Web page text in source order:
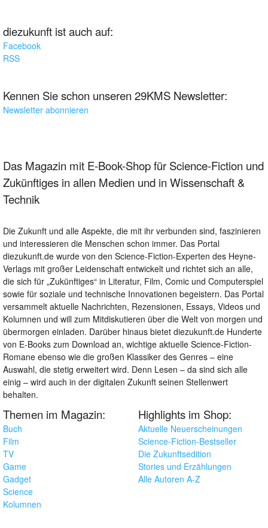
diezukunft ist auch auf:
Facebook
RSS
Kennen Sie schon unseren 29KMS Newsletter:
Newsletter abonnieren
Das Magazin mit E-Book-Shop für Science-Fiction und
Zukünftiges in allen Medien und in Wissenschaft &
Technik
Die Zukunft und alle Aspekte, die mit ihr verbunden sind, faszinieren
und interessieren die Menschen schon immer. Das Portal
diezukunft.de wurde von den Science-Fiction-Experten des Heyne-
Verlags mit großer Leidenschaft entwickelt und richtet sich an alle,
die sich für „Zukünftiges“ in Literatur, Film, Comic und Computerspiel
sowie für soziale und technische Innovationen begeistern. Das Portal
versammelt aktuelle Nachrichten, Rezensionen, Essays, Videos und
Kolumnen und will zum Mitdiskutieren über die Welt von morgen und
übermorgen einladen. Darüber hinaus bietet diezukunft.de Hunderte
von E-Books zum Download an, wichtige aktuelle Science-Fiction-
Romane ebenso wie die großen Klassiker des Genres – eine
Auswahl, die stetig erweitert wird. Denn Lesen – da sind sich alle
einig – wird auch in der digitalen Zukunft seinen Stellenwert
behalten.
Themen im Magazin:
Buch
Film
TV
Game
Gadget
Science
Kolumnen
Highlights im Shop:
Aktuelle Neuerscheinungen
Science-Fiction-Bestseller
Die Zukunftsedition
Stories und Erzählungen
Alle Autoren A-Z